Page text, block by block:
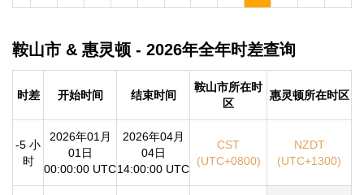
鞍山市 & 惠灵顿 - 2026年全年时差查询
时差 开始时间 结束时间
鞍山市所在时
区
惠灵顿所在时区
-5 小
时
2026年01月
01日
00:00:00 UTC
2026年04月
04日
14:00:00 UTC
CST
(UTC+0800)
NZDT
(UTC+1300)